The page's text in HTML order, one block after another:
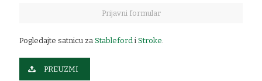
Prijavni formular
Pogledajte satnicu za Stableford i Stroke
PREUZMI